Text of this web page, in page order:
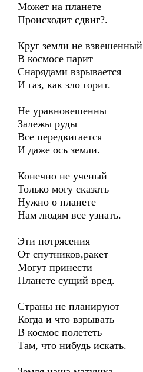
Может на планете
Происходит сдвиг?.
Круг земли не взвешенный
В космосе парит
Снарядами взрывается
И газ, как зло горит.
Не уравновешенны
Залежы руды
Все передвигается
И даже ось земли.
Конечно не ученый
Только могу сказать
Нужно о планете
Нам людям все узнать.
Эти потрясения
От спутников,ракет
Могут принести
Планете сущий вред.
Страны не планируют
Когда и что взрывать
В космос полететь
Там, что нибудь искать.